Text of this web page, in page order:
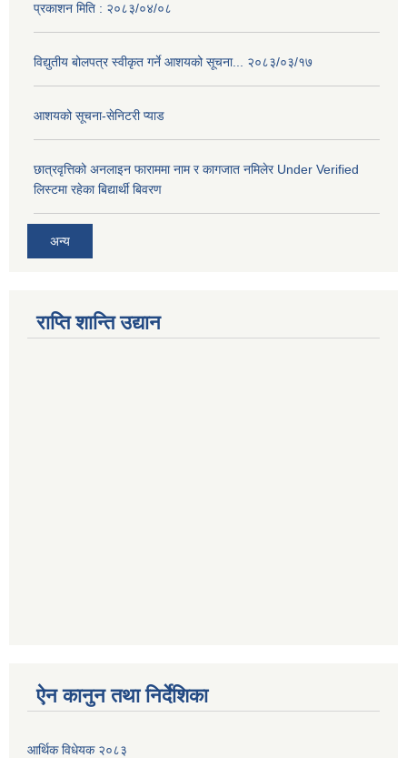
प्रकाशन मिति : २०८३/०४/०८
विद्युतीय बोलपत्र स्वीकृत गर्ने आशयको सूचना... २०८३/०३/१७
आशयको सूचना-सेनिटरी प्याड
छात्रवृत्तिको अनलाइन फाराममा नाम र कागजात नमिलेर Under Verified
लिस्टमा रहेका बिद्यार्थी बिवरण
अन्य
राप्ति शान्ति उद्यान
ऐन कानुन तथा निर्देशिका
आर्थिक विधेयक २०८३